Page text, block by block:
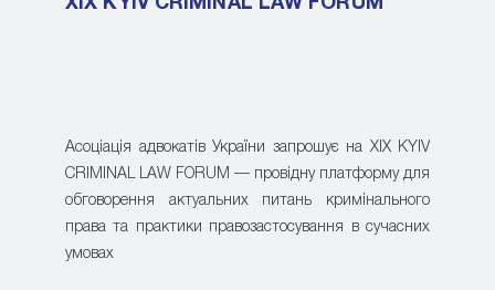
Асоціація адвокатів України запрошує на XIX KYIV
CRIMINAL LAW FORUM — провідну платформу для
обговорення актуальних питань кримінального
права та практики правозастосування в сучасних
умовах